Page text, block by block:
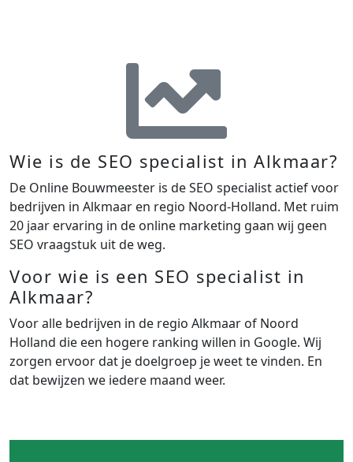
Wie is de SEO specialist in Alkmaar?
De Online Bouwmeester is de SEO specialist actief voor
bedrijven in Alkmaar en regio Noord-Holland. Met ruim
20 jaar ervaring in de online marketing gaan wij geen
SEO vraagstuk uit de weg.
Voor wie is een SEO specialist in
Alkmaar?
Voor alle bedrijven in de regio Alkmaar of Noord
Holland die een hogere ranking willen in Google. Wij
zorgen ervoor dat je doelgroep je weet te vinden. En
dat bewijzen we iedere maand weer.